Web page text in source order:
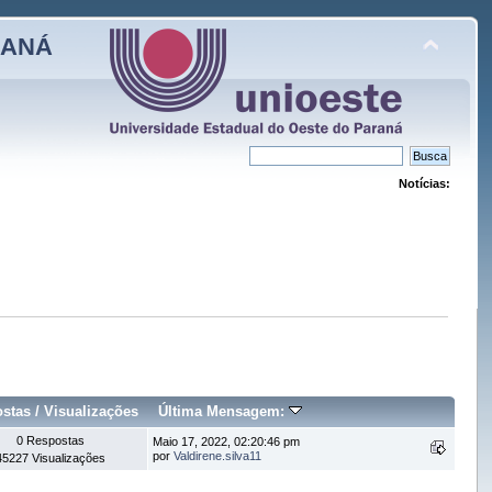
Notícias:
/Visualizações Última Mensagem:
0 Respostas
Visualizações
Maio 17, 2022, 02:20:46 pm
porValdirene.silva11